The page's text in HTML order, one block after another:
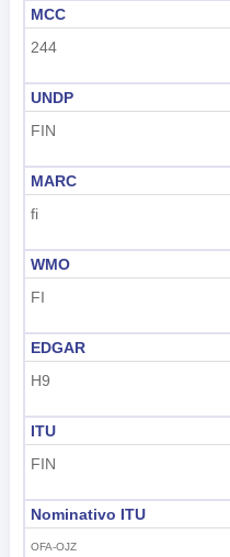
MCC
244
UNDP
FIN
MARC
fi
WMO
FI
EDGAR
H9
ITU
FIN
Nominativo ITU
OFA-OJZ